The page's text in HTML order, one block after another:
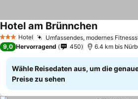
3 SterneHotel Umfassendes, modernes
Hotel am Brünnchen
9,0 Hervorragend 450 6.4 km bis
Wähle Reisedaten aus, um die
Preise zu sehen